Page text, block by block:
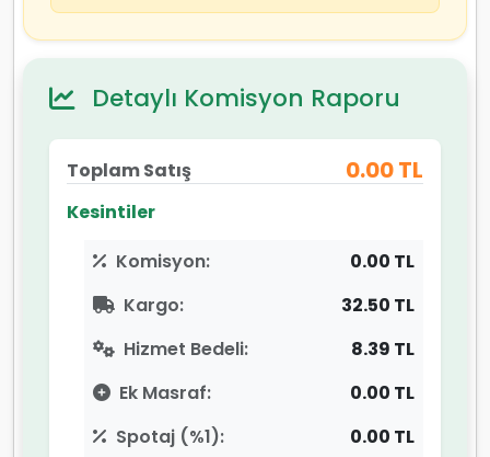
Detaylı Komisyon Raporu
Toplam Satış 0.00 TL
Kesintiler
Komisyon:
0.00 TL
Kargo:
32.50 TL
Hizmet Bedeli:
8.39 TL
Ek Masraf:
0.00 TL
Spotaj (%1):
0.00 TL